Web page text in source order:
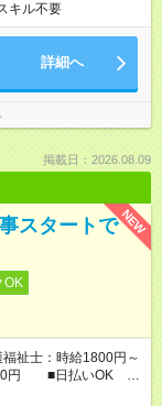
キル不要
詳細へ
掲載日：2026.08.09
NEW
スタートで
OK
祉士：時給1800円～
円 ■日払いOK ■